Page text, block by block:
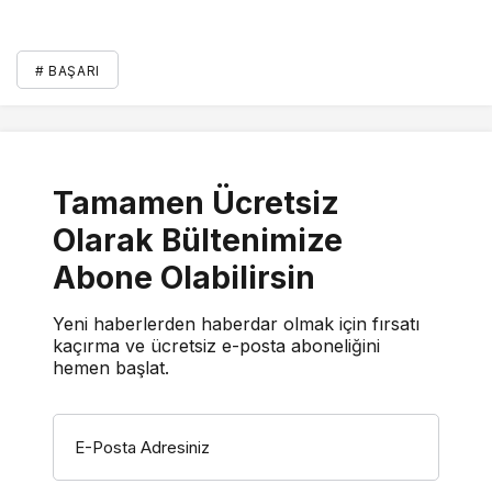
# BAŞARI
Tamamen Ücretsiz
Olarak Bültenimize
Abone Olabilirsin
Yeni haberlerden haberdar olmak için fırsatı
kaçırma ve ücretsiz e-posta aboneliğini
hemen başlat.
E-Posta Adresiniz